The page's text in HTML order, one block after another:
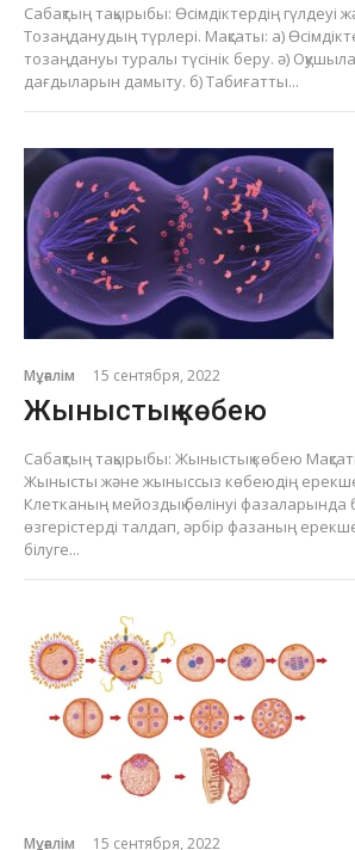
Сабақтың тақырыбы: Өсімдіктердің гүлдеуі
Тозаңданудың түрлері. Мақсаты: а)
тозаңдануы туралы түсінік беру. ә)
дағдыларын дамыту. б) Табиғатты...
Мұғалім 15 сентября, 2022
Жыныстық көбею
Сабақтың тақырыбы: Жыныстық көбею
Жынысты және жыныссыз көбеюдің
Клетканың мейоздық бөлінуі фазаларында
өзгерістерді талдап, әрбір фазаның
білуге...
Мұғалім 15 сентября, 2022